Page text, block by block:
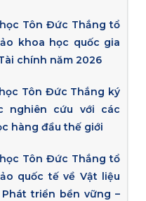
Tôn Đức Thắng tổ
khoa học quốc gia
chính năm 2026
Tôn Đức Thắng ký
nghiên cứu với các
hàng đầu thế giới
Tôn Đức Thắng tổ
quốc tế về Vật liệu
triển bền vững –